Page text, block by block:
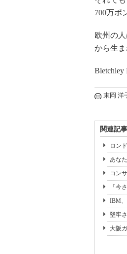
700万ポ
欧州の
から生ま
Bletchley
末岡 洋
関連記
ロン
あな
コン
「今
IBM
堅牢
大阪